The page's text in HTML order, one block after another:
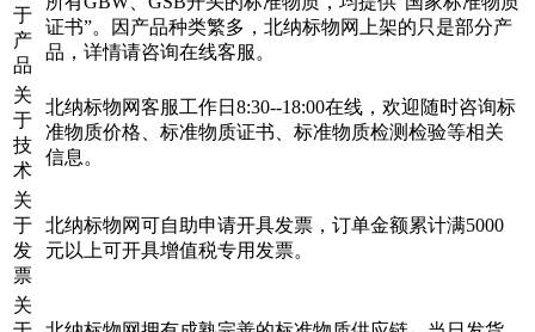
于
产
品
证书”。因产品种类繁多，北纳标物网上架的只是部分产
品，详情请咨询在线客服。
关
于
技
术
北纳标物网客服工作日8:30--18:00在线，欢迎随时咨询标
准物质价格、标准物质证书、标准物质检测检验等相关
信息。
关
于
发
票
北纳标物网可自助申请开具发票，订单金额累计满5000
元以上可开具增值税专用发票。
关